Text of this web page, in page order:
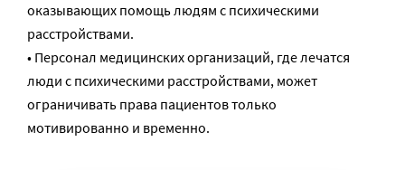
оказывающих помощь людям с психическими
расстройствами.
• Персонал медицинских организаций, где лечатся
люди с психическими расстройствами, может
ограничивать права пациентов только
мотивированно и временно.